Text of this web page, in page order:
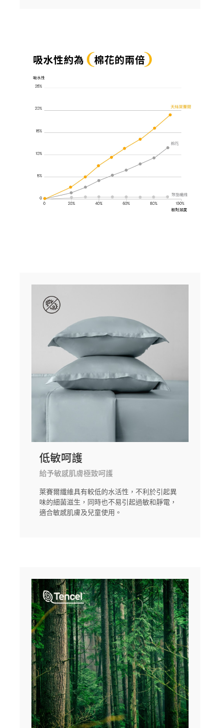
低敏呵護
給予敏感肌膚極致呵護
萊賽爾纖維具有較低的水活性，不利於引起異
味的細菌滋生，同時也不易引起過敏和靜電，
適合敏感肌膚及兒童使用。